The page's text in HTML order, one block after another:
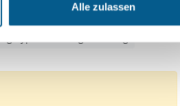
Alle zulassen
Engagement